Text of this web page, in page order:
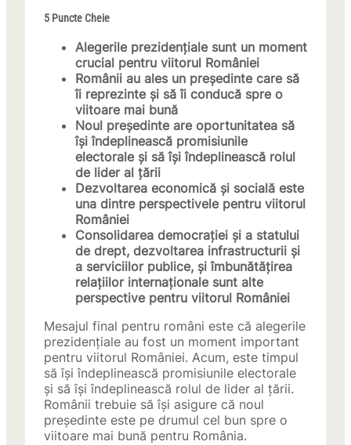
5 Puncte Cheie
Alegerile prezidențiale sunt un moment
crucial pentru viitorul României
Românii au ales un președinte care să
îi reprezinte și să îi conducă spre o
viitoare mai bună
Noul președinte are oportunitatea să
își îndeplinească promisiunile
electorale și să își îndeplinească rolul
de lider al țării
Dezvoltarea economică și socială este
una dintre perspectivele pentru viitorul
României
Consolidarea democrației și a statului
de drept, dezvoltarea infrastructurii și
a serviciilor publice, și îmbunătățirea
relațiilor internaționale sunt alte
perspective pentru viitorul României
Mesajul final pentru români este că alegerile
prezidențiale au fost un moment important
pentru viitorul României. Acum, este timpul
să își îndeplinească promisiunile electorale
și să își îndeplinească rolul de lider al țării.
Românii trebuie să își asigure că noul
președinte este pe drumul cel bun spre o
viitoare mai bună pentru România.